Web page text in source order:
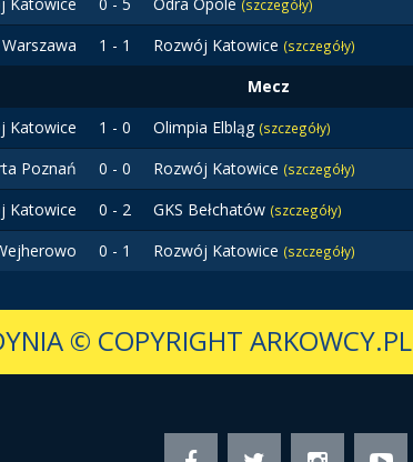
(szczegóły)
1 - 1 Rozwój Katowice (szczegóły)
Mecz
Katowice 1 - 0 Olimpia Elbląg (szczegóły)
Poznań 0 - 0 Rozwój Katowice (szczegóły)
Katowice 0 - 2 GKS Bełchatów (szczegóły)
0 - 1 Rozwój Katowice (szczegóły)
© COPYRIGHT ARKOWCY.PL